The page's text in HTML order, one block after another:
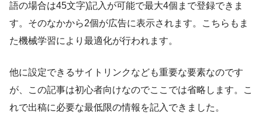
語の場合は45文字)記入が可能で最大4個まで登録できま
す。そのなかから2個が広告に表示されます。こちらもま
た機械学習により最適化が行われます。
他に設定できるサイトリンクなども重要な要素なのです
が、この記事は初心者向けなのでここでは省略します。こ
れで出稿に必要な最低限の情報を記入できました。